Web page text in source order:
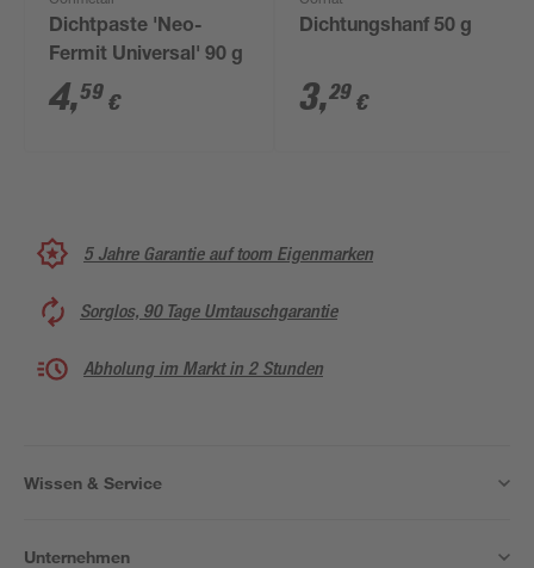
Dichtpaste 'Neo-
Fermit Universal' 90 g
4,59 €
Dichtungshanf 50 g
3,29 €
5 Jahre Garantie auf toom Eigenmarken
Sorglos, 90 Tage Umtauschgarantie
Abholung im Markt in 2 Stunden
Wissen & Service
Unternehmen